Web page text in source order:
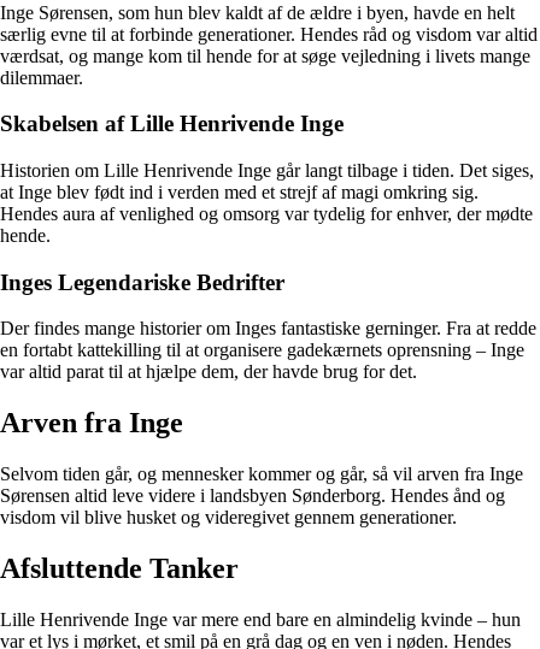
Inge Sørensen, som hun blev kaldt af de ældre i byen, havde en helt
særlig evne til at forbinde generationer. Hendes råd og visdom var altid
værdsat, og mange kom til hende for at søge vejledning i livets mange
dilemmaer.
Skabelsen af Lille Henrivende Inge
Historien om Lille Henrivende Inge går langt tilbage i tiden. Det siges,
at Inge blev født ind i verden med et strejf af magi omkring sig.
Hendes aura af venlighed og omsorg var tydelig for enhver, der mødte
hende.
Inges Legendariske Bedrifter
Der findes mange historier om Inges fantastiske gerninger. Fra at redde
en fortabt kattekilling til at organisere gadekærnets oprensning – Inge
var altid parat til at hjælpe dem, der havde brug for det.
Arven fra Inge
Selvom tiden går, og mennesker kommer og går, så vil arven fra Inge
Sørensen altid leve videre i landsbyen Sønderborg. Hendes ånd og
visdom vil blive husket og videregivet gennem generationer.
Afsluttende Tanker
Lille Henrivende Inge var mere end bare en almindelig kvinde – hun
var et lys i mørket, et smil på en grå dag og en ven i nøden. Hendes